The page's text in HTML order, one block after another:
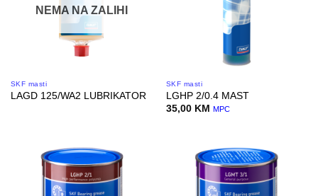
NEMA NA ZALIHI
SKF masti
LAGD 125/WA2 LUBRIKATOR
SKF masti
LGHP 2/0.4 MAST
35,00 KM MPC